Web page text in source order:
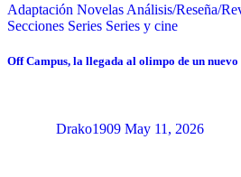
Adaptación Novelas Análisis/Reseña/
Secciones Series Series y cine
Off Campus, la llegada al olimpo de un
Drako1909 May 11, 2026